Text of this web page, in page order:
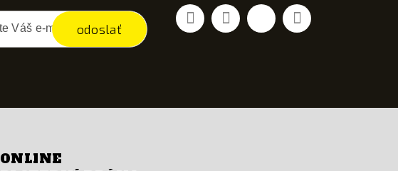
odoslať
FacebookYoutubeVimeo Instagram
ONLINE